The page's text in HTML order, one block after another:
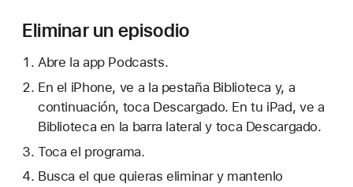
Eliminar un episodio
Abre la app Podcasts.
En el iPhone, ve a la pestaña Biblioteca y, a
continuación, toca Descargado. En tu iPad, ve a
Biblioteca en la barra lateral y toca Descargado.
Toca el programa.
Busca el que quieras eliminar y mantenlo